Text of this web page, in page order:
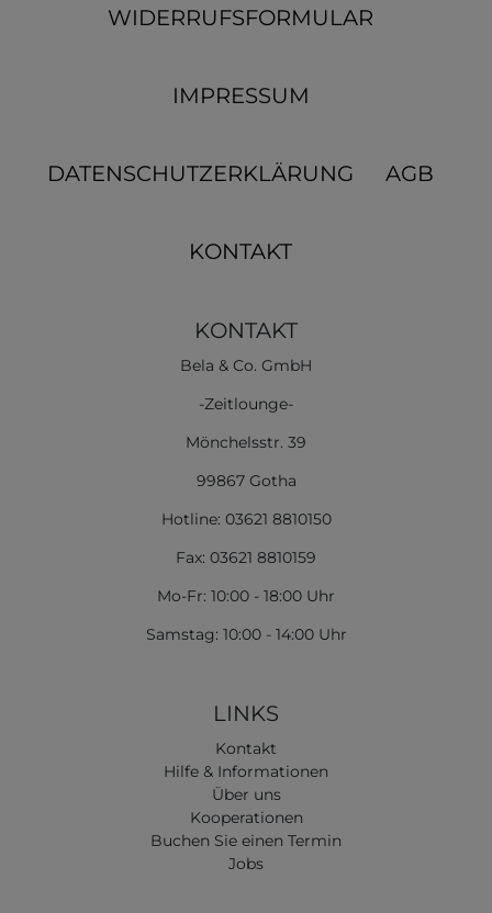
WIDERRUFSFORMULAR
IMPRESSUM
DATENSCHUTZERKLÄRUNG AGB
KONTAKT
KONTAKT
Bela & Co. GmbH
-Zeitlounge-
Mönchelsstr. 39
99867 Gotha
Hotline: 03621 8810150
Fax: 03621 8810159
Mo-Fr: 10:00 - 18:00 Uhr
Samstag: 10:00 - 14:00 Uhr
LINKS
Kontakt
Hilfe & Informationen
Über uns
Kooperationen
Buchen Sie einen Termin
Jobs